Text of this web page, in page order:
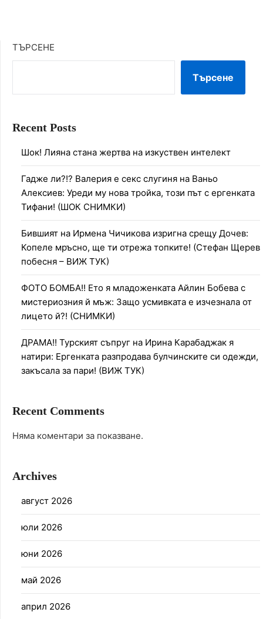
ТЪРСЕНЕ
Търсене
Recent Posts
Шок! Лияна стана жертва на изкуствен интелект
Гадже ли?!? Валерия е секс слугиня на Ваньо
Алексиев: Уреди му нова тройка, този път с ергенката
Тифани! (ШОК СНИМКИ)
Бившият на Ирмена Чичикова изригна срещу Дочев:
Копеле мръсно, ще ти отрежа топките! (Стефан Щерев
побесня – ВИЖ ТУК)
ФОТО БОМБА!! Ето я младоженката Айлин Бобева с
мистериозния й мъж: Защо усмивката е изчезнала от
лицето й?! (СНИМКИ)
ДРАМА!! Турският съпруг на Ирина Карабаджак я
натири: Ергенката разпродава булчинските си одежди,
закъсала за пари! (ВИЖ ТУК)
Recent Comments
Няма коментари за показване.
Archives
август 2026
юли 2026
юни 2026
май 2026
април 2026